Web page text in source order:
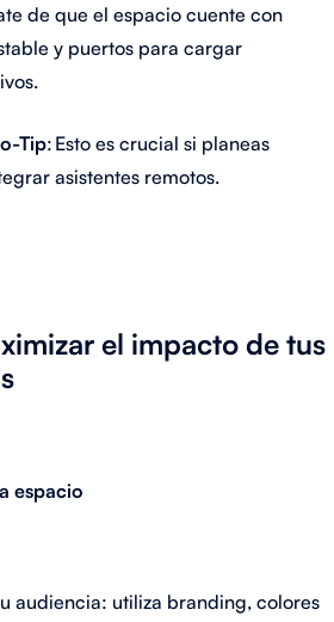
de que el espacio cuente con
y puertos para cargar
Tip: Esto es crucial si planeas
asistentes remotos.
el impacto de tus
espacio
audiencia: utiliza branding, colores